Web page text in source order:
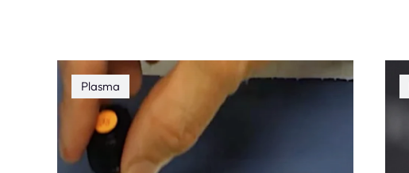
Plasma